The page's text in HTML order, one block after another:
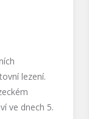
lezení.
ve dnech 5.